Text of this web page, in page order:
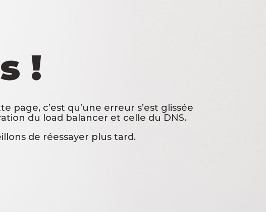
!
page, c’est qu’une erreur s’est glissée
du load balancer et celle du DNS.
de réessayer plus tard.